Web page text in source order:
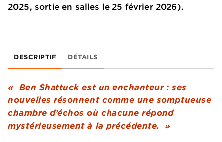
2025, sortie en salles le 25 février 2026).
DESCRIPTIF DÉTAILS
« Ben Shattuck est un enchanteur : ses
nouvelles résonnent comme une somptueuse
chambre d’échos où chacune répond
mystérieusement à la précédente. »